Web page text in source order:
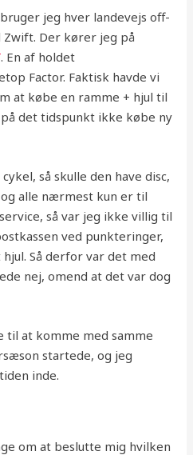
jeg hver landevejs off-
Zwift. Der kører jeg på
. En af holdet
Factor. Faktisk havde vi
at købe en ramme + hjul til
det tidspunkt ikke købe ny
så skulle den have disc,
alle nærmest kun er til
så var jeg ikke villig til
ved punkteringer,
Så derfor var det med
nej, omend at det var dog
til at komme med samme
startede, og jeg
inde.
om at beslutte mig hvilken